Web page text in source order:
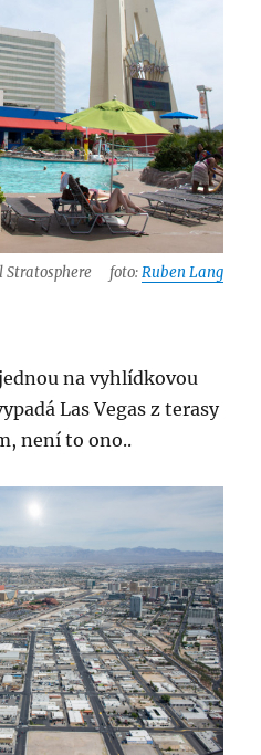
Stratosphere foto:Ruben Lang
na vyhlídkovou
Las Vegas z terasy
není to ono..